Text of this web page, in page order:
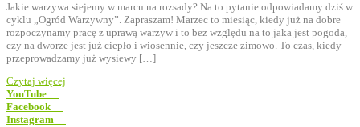
Jakie warzywa siejemy w marcu na rozsady? Na to pytanie odpowiadamy dziś w
cyklu „Ogród Warzywny”. Zapraszam! Marzec to miesiąc, kiedy już na dobre
rozpoczynamy pracę z uprawą warzyw i to bez względu na to jaka jest pogoda,
czy na dworze jest już ciepło i wiosennie, czy jeszcze zimowo. To czas, kiedy
przeprowadzamy już wysiewy […]
Czytaj więcej
YouTube
Facebook
Instagram